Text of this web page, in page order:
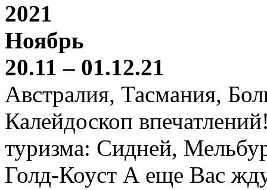
2021
Ноябрь
20.11 – 01.12.21
Австралия, Тасмания,
Калейдоскоп
туризма: Сидней,
Голд-Коуст А еще Вас